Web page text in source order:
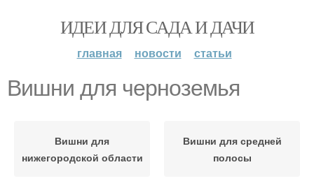
ИДЕИ ДЛЯ САДА И ДАЧИ
главная новости статьи
Вишни для черноземья
Вишни для
нижегородской области
Вишни для средней
полосы